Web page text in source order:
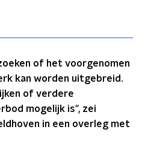
of het voorgenomen
kan worden uitgebreid.
of verdere
mogelijk is", zei
in een overleg met